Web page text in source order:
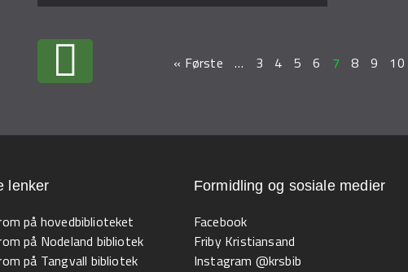
« Første … 3 4 5 6 7 8 9 10
lenker
på hovedbiblioteket
på Nodeland bibliotek
på Tangvall bibliotek
Formidling og sosiale medier
Facebook
Friby Kristiansand
Instagram @krsbib